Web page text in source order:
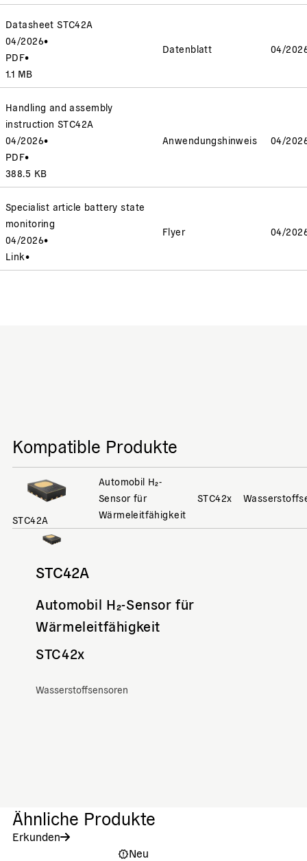
Datasheet STC42A
04/2026•
PDF•
1.1 MB
Datenblatt 04/
Handling and assembly
instruction STC42A
04/2026•
PDF•
388.5 KB
Anwendungshinweis 04/
Specialist article battery state
monitoring
04/2026•
Link•
Flyer 04/
Kompatible Produkte
STC42A
Automobil H₂-
Sensor für
Wärmeleitfähigkeit
STC42x
STC42A
Automobil H₂-Sensor für
Wärmeleitfähigkeit
STC42x
Wasserstoffsensoren
Ähnliche Produkte
Erkunden
Neu